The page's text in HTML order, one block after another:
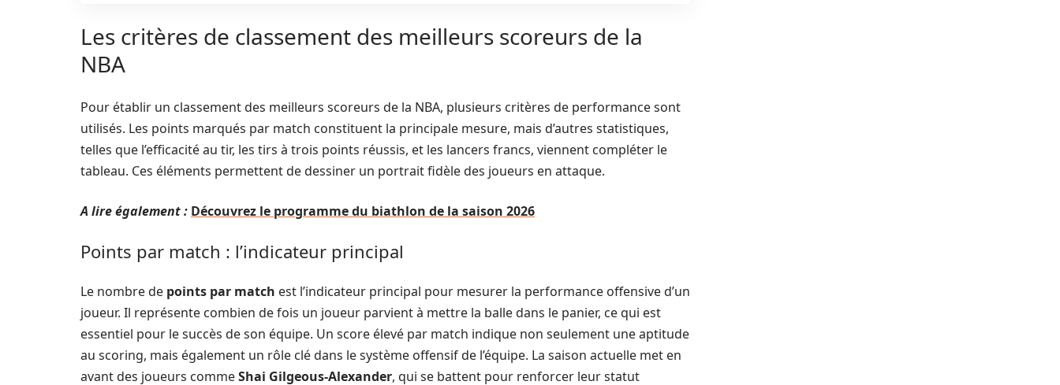
Les critères de classement des meilleurs scoreurs de la
NBA
Pour établir un classement des meilleurs scoreurs de la NBA, plusieurs critères de performance sont
utilisés. Les points marqués par match constituent la principale mesure, mais d’autres statistiques,
telles que l’efficacité au tir, les tirs à trois points réussis, et les lancers francs, viennent compléter le
tableau. Ces éléments permettent de dessiner un portrait fidèle des joueurs en attaque.
A lire également : Découvrez le programme du biathlon de la saison 2026
Points par match : l’indicateur principal
Le nombre de points par match est l’indicateur principal pour mesurer la performance offensive d’un
joueur. Il représente combien de fois un joueur parvient à mettre la balle dans le panier, ce qui est
essentiel pour le succès de son équipe. Un score élevé par match indique non seulement une aptitude
au scoring, mais également un rôle clé dans le système offensif de l’équipe. La saison actuelle met en
avant des joueurs commeShai Gilgeous-Alexander, qui se battent pour renforcer leur statut